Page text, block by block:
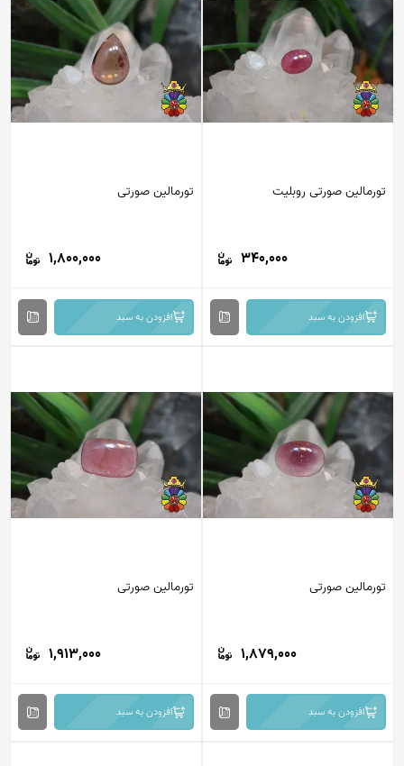
تورمالین صورتی روبلیت
340,000
افزودن به سبد
تورمالین صورتی
1,800,000
افزودن به سبد
تورمالین صورتی
1,879,000
افزودن به سبد
تورمالین صورتی
1,913,000
افزودن به سبد